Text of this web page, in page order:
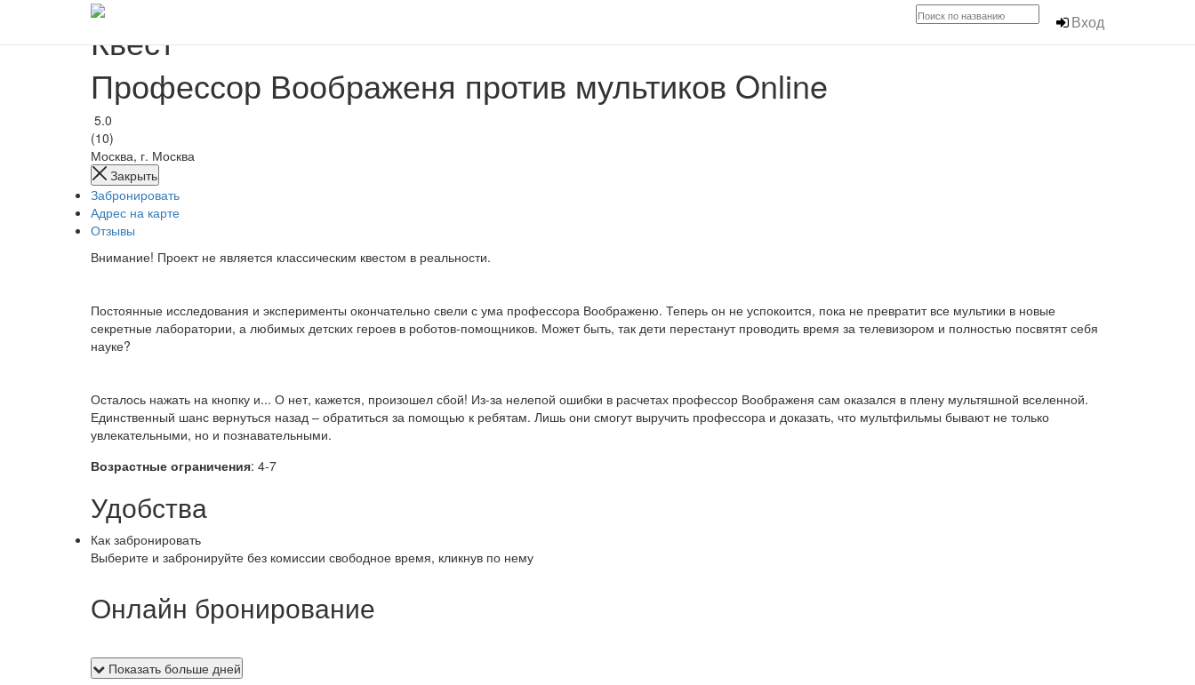
Вход
Квест
Профессор Воображеня против мультиков Online
5.0
(10)
Москва, г. Москва
Закрыть
Забронировать
Адрес на карте
Отзывы
Внимание! Проект не является классическим квестом в реальности.
Постоянные исследования и эксперименты окончательно свели с ума профессора Воображеню. Теперь он не успокоится, пока не превратит все мультики в новые
секретные лаборатории, а любимых детских героев в роботов-помощников. Может быть, так дети перестанут проводить время за телевизором и полностью посвятят себя
науке?
Осталось нажать на кнопку и... О нет, кажется, произошел сбой! Из-за нелепой ошибки в расчетах профессор Воображеня сам оказался в плену мультяшной вселенной.
Единственный шанс вернуться назад – обратиться за помощью к ребятам. Лишь они смогут выручить профессора и доказать, что мультфильмы бывают не только
увлекательными, но и познавательными.
Возрастные ограничения: 4-7
Удобства
Как забронировать
Выберите и забронируйте без комиссии свободное время, кликнув по нему
Онлайн бронирование
Показать больше дней